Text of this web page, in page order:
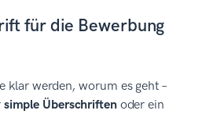
für die Bewerbung
klar werden, worum es geht –
simple Überschriften oder ein